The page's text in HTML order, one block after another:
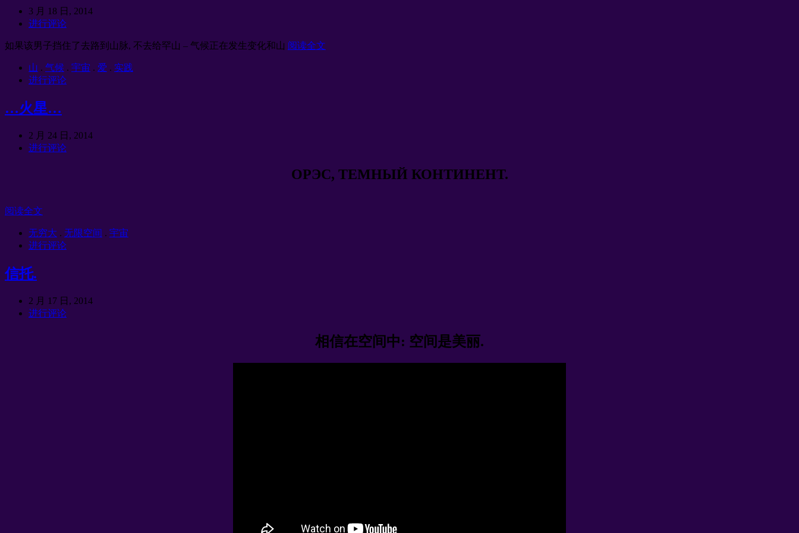
3 月 18 日, 2014
进行评论
如果该男子挡住了去路到山脉, 不去给罕山 – 气候正在发生变化和山 阅读全文
山 . 气候 . 宇宙 . 爱 . 实践
进行评论
…火星…
2 月 24 日, 2014
进行评论
ОРЭС, ТЕМНЫЙ КОНТИНЕНТ.
阅读全文
无穷大 . 无限空间 . 宇宙
进行评论
信托.
2 月 17 日, 2014
进行评论
相信在空间中: 空间是美丽.